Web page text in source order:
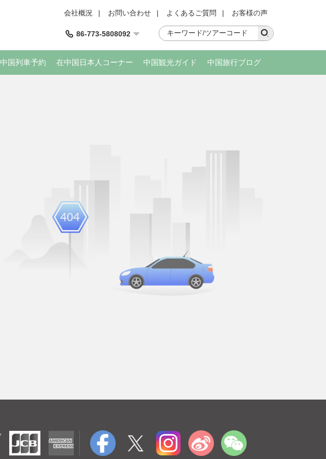
会社概況 | お問い合わせ | よくあるご質問 | お客様の声
86-773-5808092
中国列車予約 在中国日本人コーナー 中国観光ガイド 中国旅行ブログ